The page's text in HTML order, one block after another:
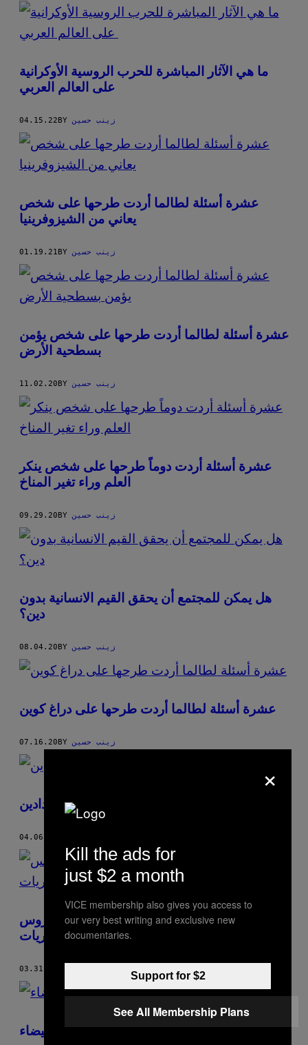
POSTS
BY
THIS
AUTHOR
ما هي الآثار المباشرة للحرب الروسية الأوكرانية
04.15.22BY زينب حسين
عشرة أسئلة لطالما أردت طرحها على شخص
يعاني من الشيزوفرينيا
01.19.21BY زينب حسين
عشرة أسئلة لطالما أردت طرحها على شخص يؤمن
بسطحية الأرض
11.02.20BY زينب حسين
عشرة أسئلة أردت دوماً طرحها على شخص ينكر
العلم وراء تغير المناخ
09.29.20BY زينب حسين
هل يمكن للمجتمع أن يحقق القيم الانسانية بدون
دين؟
08.04.20BY زينب حسين
عشرة أسئلة لطالما أردت طرحها على دراغ كوين
07.16.20BY زينب حسين
خمسة أسئلة مع الفنانة الأردنية رندة حدادين
04.06.20
ما هي الاحتياطات الوقائية للتعامل مع فيروس
كورونا؟ وكيف نقوم بتعقيم المشتريات
03.31.20
يوسف أوشن يوثق ثقافة الميتال بالدار البيضاء
×
Kill the ads for
just $2 a month
VICE membership also gives you access to
our very best writing and exclusive new
documentaries.
Support for $2
See All Membership Plans